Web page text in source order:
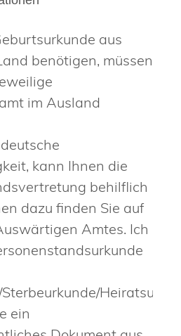
aus
benötigen, müssen
im Ausland
kann Ihnen die
behilflich
dazu finden Sie auf
Amtes. Ich
ein